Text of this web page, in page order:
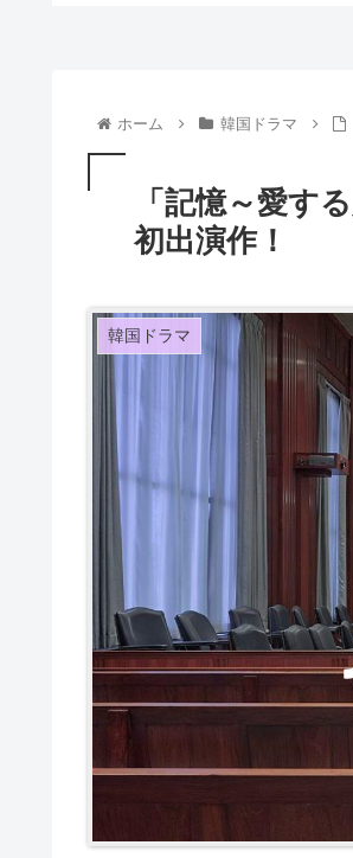
ホーム 韓国ドラマ
「記憶～愛す
初出演作！
韓国ドラマ